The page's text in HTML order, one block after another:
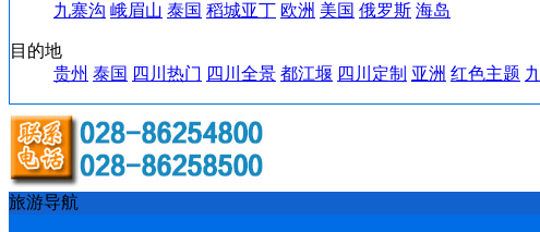
九寨沟 峨眉山 泰国 稻城亚丁 欧洲 美国 俄罗斯 海岛
目的地
贵州 泰国 四川热门 四川全景 都江堰 四川定制 亚洲 红色主题
旅游导航